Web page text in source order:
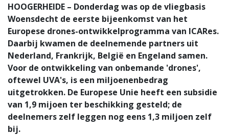
HOOGERHEIDE – Donderdag was op de vliegbasis
Woensdecht de eerste bijeenkomst van het
Europese drones-ontwikkelprogramma van ICARes.
Daarbij kwamen de deelnemende partners uit
Nederland, Frankrijk, België en Engeland samen.
Voor de ontwikkeling van onbemande 'drones',
oftewel UVA's, is een miljoenenbedrag
uitgetrokken. De Europese Unie heeft een subsidie
van 1,9 mijoen ter beschikking gesteld; de
deelnemers zelf leggen nog eens 1,3 miljoen zelf
bij.